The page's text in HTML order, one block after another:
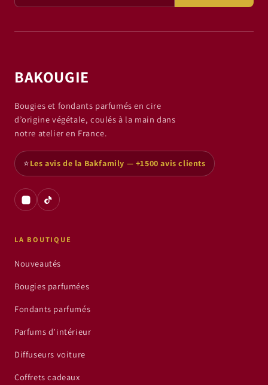
BAKOUGIE
Bougies et fondants parfumés en cire
d’origine végétale, coulés à la main dans
notre atelier en France.
⭐Les avis de la Bakfamily — +1500 avis clients
LA BOUTIQUE
Nouveautés
Bougies parfumées
Fondants parfumés
Parfums d’intérieur
Diffuseurs voiture
Coffrets cadeaux